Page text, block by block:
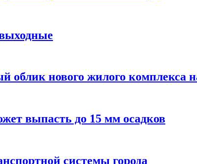
облик нового жилого комплекса
выпасть до 15 мм осадков
системы города